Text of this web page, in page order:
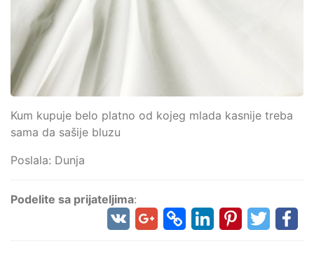
Kum kupuje belo platno od kojeg mlada kasnije treba
sama da sašije bluzu
Poslala: Dunja
Podelite sa prijateljima: